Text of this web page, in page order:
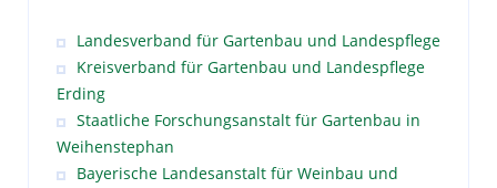
Landesverband für Gartenbau und Landespflege
Kreisverband für Gartenbau und Landespflege
Erding
Staatliche Forschungsanstalt für Gartenbau in
Weihenstephan
Bayerische Landesanstalt für Weinbau und